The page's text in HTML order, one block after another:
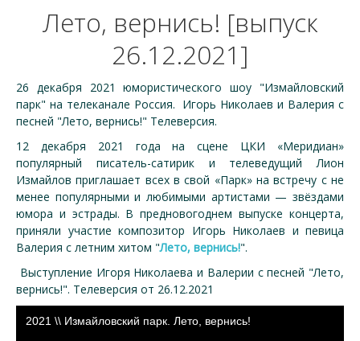
Лето, вернись! [выпуск
26.12.2021]
26 декабря 2021 юмористического шоу "Измайловский
парк" на телеканале Россия. Игорь Николаев и Валерия с
песней "Лето, вернись!" Телеверсия.
12 декабря 2021 года на сцене ЦКИ «Меридиан»
популярный писатель-сатирик и телеведущий Лион
Измайлов приглашает всех в свой «Парк» на встречу с не
менее популярными и любимыми артистами — звёздами
юмора и эстрады. В предновогоднем выпуске концерта,
приняли участие композитор Игорь Николаев и певица
Валерия с летним хитом "Лето, вернись!".
Выступление Игоря Николаева и Валерии с песней "Лето,
вернись!". Телеверсия от 26.12.2021